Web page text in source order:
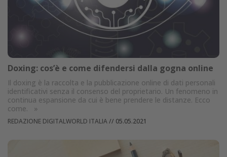
Doxing: cos’è e come difendersi dalla gogna online
Il doxing è la raccolta e la pubblicazione online di dati personali
identificativi senza il consenso del proprietario. Un fenomeno in
continua espansione da cui è bene prendere le distanze. Ecco
come.
»
REDAZIONE DIGITALWORLD ITALIA// 05.05.2021